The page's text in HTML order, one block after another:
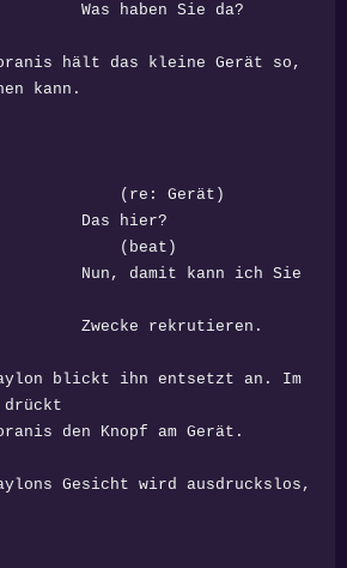
Sie da?
das kleine Gerät so,
kann.
kann ich Sie
rekrutieren.
ihn entsetzt an. Im
drückt
Knopf am Gerät.
wird ausdruckslos,